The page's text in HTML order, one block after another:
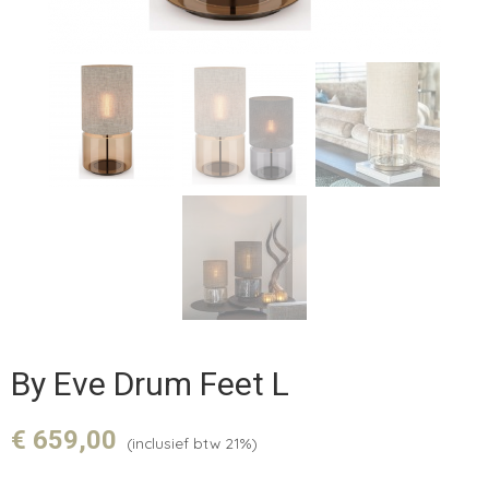
By Eve Drum Feet L
€ 659,00 (inclusief btw 21%)